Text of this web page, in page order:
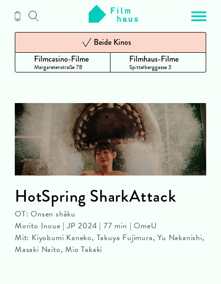
Inhalt
Filmcasino-Filme
Margaretenstraße 78
Beide Kinos
Filmhaus-Filme
Spittelberggasse 3
HotSpring SharkAttack
OT: Onsen shâku
Morito Inoue | JP 2024 | 77 min | OmeU
Mit: Kiyobumi Kaneko, Takuya Fujimura, Yu Nakanishi,
Masaki Naito, Mio Takaki